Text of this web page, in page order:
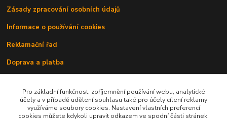
Zásady zpracování osobních údajů
Informace o používání cookies
Reklamační řad
Doprava a platba
Pro základní funkčnost, zpříjemnění používání webu, analytické
účely a v případě udělení souhlasu také pro účely cílení reklamy
využíváme soubory cookies. Nastavení vlastních preferencí
cookies můžete kdykoli upravit odkazem ve spodní části stránek.